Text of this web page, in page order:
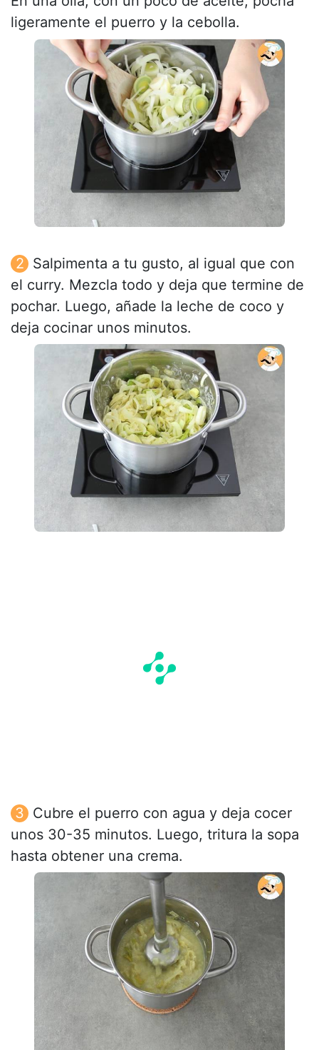
ligeramente el puerro y la cebolla.
Salpimenta a tu gusto, al igual que con
el curry. Mezcla todo y deja que termine de
pochar. Luego, añade la leche de coco y
deja cocinar unos minutos.
Cubre el puerro con agua y deja cocer
unos 30-35 minutos. Luego, tritura la sopa
hasta obtener una crema.